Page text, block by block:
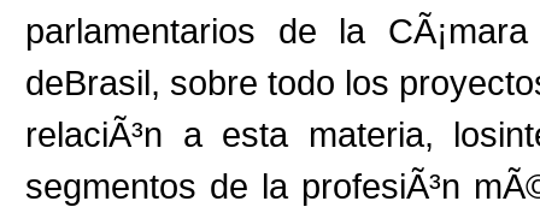
parlamentarios de la
deBrasil, sobre todo los
relaciÃ³n a esta materia,
segmentos de la profesiÃ³n